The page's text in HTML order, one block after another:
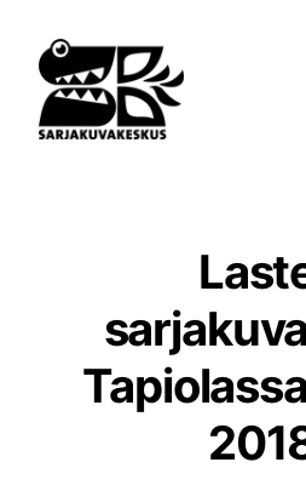
sisältöön